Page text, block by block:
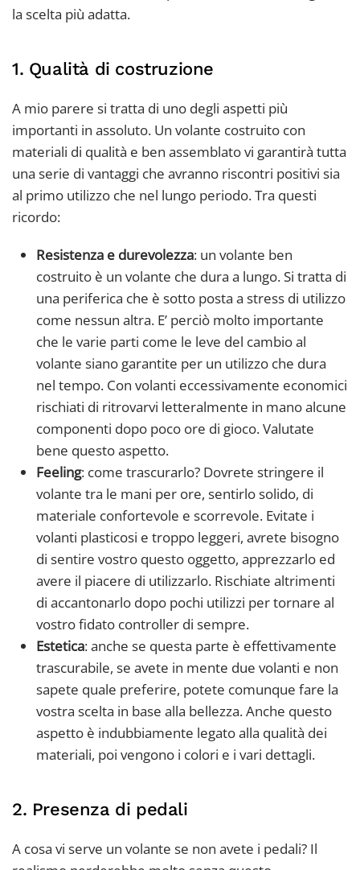
la scelta più adatta.
1. Qualità di costruzione
A mio parere si tratta di uno degli aspetti più
importanti in assoluto. Un volante costruito con
materiali di qualità e ben assemblato vi garantirà tutta
una serie di vantaggi che avranno riscontri positivi sia
al primo utilizzo che nel lungo periodo. Tra questi
ricordo:
Resistenza e durevolezza: un volante ben
costruito è un volante che dura a lungo. Si tratta di
una periferica che è sotto posta a stress di utilizzo
come nessun altra. E’ perciò molto importante
che le varie parti come le leve del cambio al
volante siano garantite per un utilizzo che dura
nel tempo. Con volanti eccessivamente economici
rischiati di ritrovarvi letteralmente in mano alcune
componenti dopo poco ore di gioco. Valutate
bene questo aspetto.
Feeling: come trascurarlo? Dovrete stringere il
volante tra le mani per ore, sentirlo solido, di
materiale confortevole e scorrevole. Evitate i
volanti plasticosi e troppo leggeri, avrete bisogno
di sentire vostro questo oggetto, apprezzarlo ed
avere il piacere di utilizzarlo. Rischiate altrimenti
di accantonarlo dopo pochi utilizzi per tornare al
vostro fidato controller di sempre.
Estetica: anche se questa parte è effettivamente
trascurabile, se avete in mente due volanti e non
sapete quale preferire, potete comunque fare la
vostra scelta in base alla bellezza. Anche questo
aspetto è indubbiamente legato alla qualità dei
materiali, poi vengono i colori e i vari dettagli.
2. Presenza di pedali
A cosa vi serve un volante se non avete i pedali? Il